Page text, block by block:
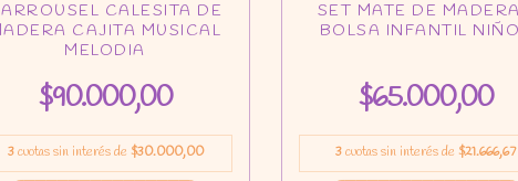
$90.000,00
3 cuotas sin interés de $30.000,00
$65.000,00
3 cuotas sin interés de $21.666,67